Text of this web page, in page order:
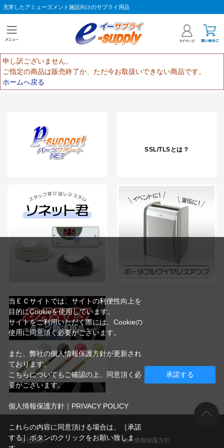
充実したアミューズメント施設向けのサプライ用品
申し訳ございません。
ご指定の商品は販売終了か、ただ今お取扱いできない商品です。
ホームへ戻る
SSL/TLSとは？
会社概要 個人情報保護方針
当ＥＣサイトでは、サイトの利便性向上を
目的にCookieを使用しています。
サイトをご利用いただく際には、Cookieの
使用に同意頂く必要がございます。
また、弊社の個人情報保護方針が更新され
ております。
こちらについてもご確認の上、同意頂く必
要がございます。
個人情報保護方針｜PRIVACY POLICY
これらの内容に同意頂ける場合は、［承諾
する］ボタンのクリックをお願い致しま
承諾する